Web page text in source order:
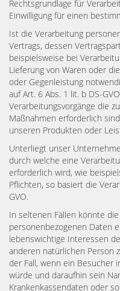
Rechtsgrundlage für
Einwilligung für einen
Ist die Verarbeitung
Vertrags, dessen
beispielsweise bei
Lieferung von Waren oder
oder Gegenleistung
auf Art. 6 Abs. 1 lit. b DS-
Verarbeitungsvorgänge die
Maßnahmen erforderlich
unseren Produkten oder
Unterliegt unser
durch welche eine
erforderlich wird, wie
Pflichten, so basiert die
GVO.
In seltenen Fällen könnte
personenbezogenen Daten
lebenswichtige Interessen
anderen natürlichen Person
der Fall, wenn ein Besucher
würde und daraufhin sein
Krankenkassendaten oder